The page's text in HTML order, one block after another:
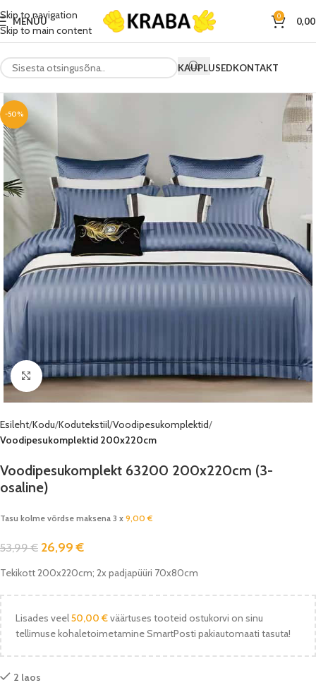
Skip to navigation
Skip to main content
MENÜÜ 0
KAUPLUSEDKONTAKT
-50%
Vaata pilti
Esileht Kodu Kodutekstiil Voodipesukomplektid
Voodipesukomplektid 200x220cm
Voodipesukomplekt 63200 200x220cm (3-
osaline)
Tasu kolme võrdse maksena 3 x 9,00€
53,99€ 26,99€
Tekikott 200x220cm; 2x padjapüüri 70x80cm
Lisades veel50,00 €väärtuses tooteid ostukorvi on sinu
tellimuse kohaletoimetamine SmartPosti pakiautomaati tasuta!
2 laos